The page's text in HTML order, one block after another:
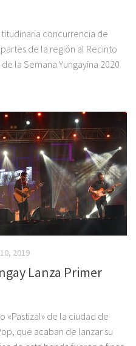
concurrencia de
de la región al Recinto
la Semana Yungayina 2020
10, 2019
Lanza Primer
«Pastizal» de la ciudad de
que acaban de lanzar su